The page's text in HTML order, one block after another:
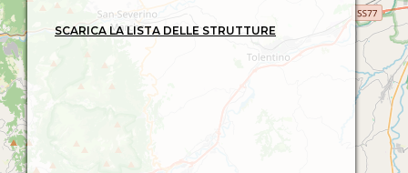
SCARICA LA LISTA DELLE STRUTTURE